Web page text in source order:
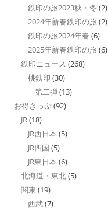
鉄印の旅2023秋・冬 (2)
2024年新春鉄印の旅 (2)
鉄印の旅2024年春 (6)
2025年新春鉄印の旅 (6)
鉄印ニュース (268)
桃鉄印 (30)
第二弾(13)
お得きっぷ(92)
JR(18)
JR西日本 (5)
JR四国 (5)
JR東日本 (6)
北海道・東北(5)
関東 (19)
西武(7)